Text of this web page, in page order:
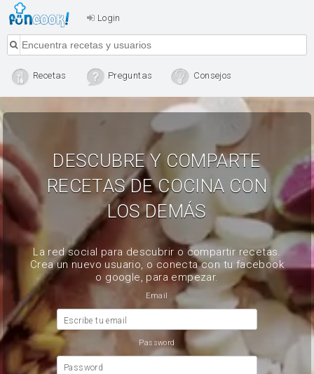
Login
Recetas Preguntas Consejos
DESCUBRE Y COMPARTE
RECETAS DE COCINA CON
LOS DEMÁS
La red social para descubrir o compartir recetas.
Crea un nuevo usuario, o conecta con tu facebook
o google, para empezar.
Email
Escribe tu email
Password
Password